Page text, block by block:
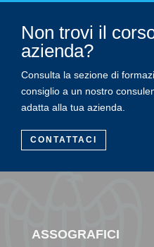
Non trovi il
azienda?
Consulta la sezione di
consiglio a un nostro
adatta alla tua azienda.
CONTATTACI
ASSOGRAFICI